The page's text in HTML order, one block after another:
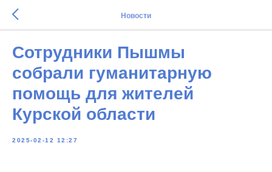
Новости
Сотрудники Пышмы
собрали гуманитарную
помощь для жителей
Курской области
2025-02-12 12:27